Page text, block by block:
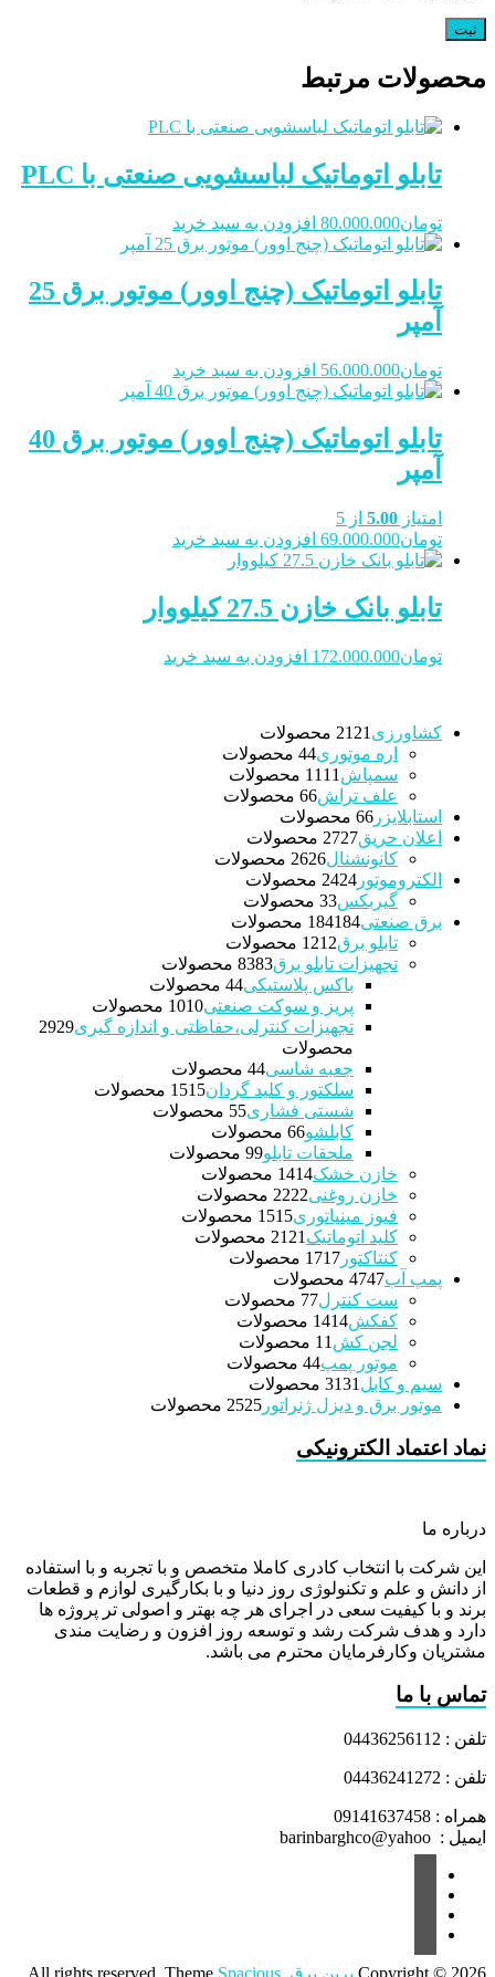
محصولات مرتبط
تابلو اتوماتیک لباسشویی صنعتی با PLC
تومان80.000.000 افزودن به سبد خرید
تابلو اتوماتیک (چنج اوور) موتور برق 25
آمپر
تومان56.000.000 افزودن به سبد خرید
تابلو اتوماتیک (چنج اوور) موتور برق 40
آمپر
امتیاز 5.00 از 5
تومان69.000.000 افزودن به سبد خرید
تابلو بانک خازن 27.5 کیلووار
تومان172.000.000 افزودن به سبد خرید
کشاورزی 21 21 محصولات
اره موتوری 44 محصولات
سمپاش
11 11 محصولات
علف تراش 66 محصولات
استابلایزر
66 محصولات
اعلان حریق
2727 محصولات
کانونشنال
2626 محصولات
الکتروموتور
2424 محصولات
گیربکس 33 محصولات
برق صنعتی
184184 محصولات
تابلو برق
1212 محصولات
تجهیزات تابلو برق
8383 محصولات
باکس پلاستیکی 44 محصولات
پریز و سوکت صنعتی
1010 محصولات
تجهیزات کنترلی،حفاظتی و اندازه گیری
2929
محصولات
جعبه شاسی 44 محصولات
سلکتور و کلید گردان
1515 محصولات
شستی فشاری 55 محصولات
کابلشو 66 محصولات
ملحقات تابلو 99 محصولات
خازن خشک
1414 محصولات
خازن روغنی
2222 محصولات
فیوز مینیاتوری
1515 محصولات
کلید اتوماتیک
21 21 محصولات
کنتاکتور
1717 محصولات
پمپ آب
4747 محصولات
ست کنترل 77 محصولات
کفکش
1414 محصولات
لجن کش
1 1 محصولات
موتور پمپ 44 محصولات
سیم و کابل
3131 محصولات
موتور برق و دیزل ژنراتور
2525 محصولات
نماد اعتماد الکترونیکی
درباره ما
این شرکت با انتخاب کادری کاملا متخصص و با تجربه و با استفاده
از دانش و علم و تکنولوژی روز دنیا و با بکارگیری لوازم و قطعات
برند و با کیفیت سعی در اجرای هر چه بهتر و اصولی تر پروژه ها
دارد و هدف شرکت رشد و توسعه روز افزون و رضایت مندی
مشتریان وکارفرمایان محترم می باشد.
تماس با ما
تلفن : 04436256112
تلفن : 04436241272
همراه : 09141637458
ایمیل : barinbarghco@yahoo
Copyright © 2026 برین برق Spacious